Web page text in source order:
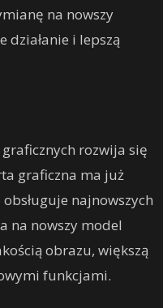
na nowszy
działanie i lepszą
rozwija się
graficzna ma już
najnowszych
na nowszy model
obrazu, większą
funkcjami.